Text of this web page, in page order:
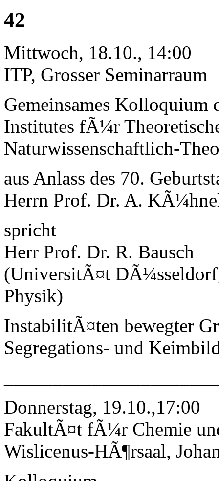
42
Mittwoch, 18.10., 14:00
ITP, Grosser Seminarraum
Gemeinsames Kolloquium
Institutes fÃ¼r
Naturwissenschaftlich-
aus Anlass des 70.
Herrn Prof. Dr. A.
spricht
Herr Prof. Dr. R. Bausch
(UniversitÃ¤t
Physik)
InstabilitÃ¤ten bewegter
Segregations- und
Donnerstag, 19.10.,17:00
FakultÃ¤t fÃ¼r Chemie
Wislicenus-HÃ¶rsaal,